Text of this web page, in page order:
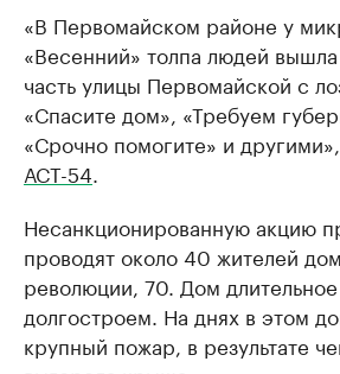
«В Первомайском районе у
«Весенний» толпа людей
часть улицы Первомайской с
«Спасите дом», «Требуем
«Срочно помогите» и
АСТ-54
Несанкционированную акцию
проводят около 40 жителей
революции, 70. Дом
долгостроем. На днях в этом
крупный пожар, в результате